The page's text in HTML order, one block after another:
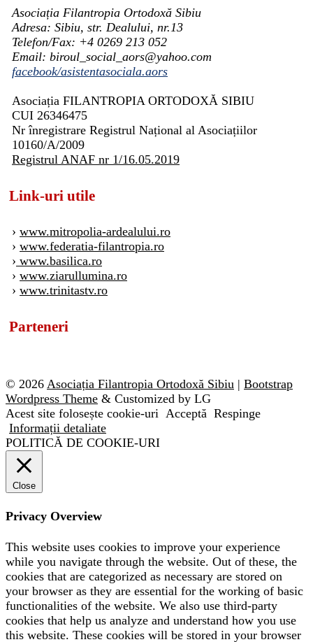
Asociația Filantropia Ortodoxă Sibiu
Adresa: Sibiu, str. Dealului, nr.13
Telefon/Fax: +4 0269 213 052
Email: biroul_social_aors@yahoo.com
facebook/asistentasociala.aors
Asociația FILANTROPIA ORTODOXĂ SIBIU
CUI 26346475
Nr înregistrare Registrul Național al Asociațiilor
10160/A/2009
Registrul ANAF nr 1/16.05.2019
Link-uri utile
› www.mitropolia-ardealului.ro
› www.federatia-filantropia.ro
› www.basilica.ro
› www.ziarullumina.ro
› www.trinitastv.ro
Parteneri
© 2026 Asociația Filantropia Ortodoxă Sibiu | Bootstrap
Wordpress Theme & Customized by LG
Acest site folosește cookie-uri Acceptă Respinge
Informații detaliate
POLITICĂ DE COOKIE-URI
Close
Privacy Overview
This website uses cookies to improve your experience
while you navigate through the website. Out of these, the
cookies that are categorized as necessary are stored on
your browser as they are essential for the working of basic
functionalities of the website. We also use third-party
cookies that help us analyze and understand how you use
this website. These cookies will be stored in your browser